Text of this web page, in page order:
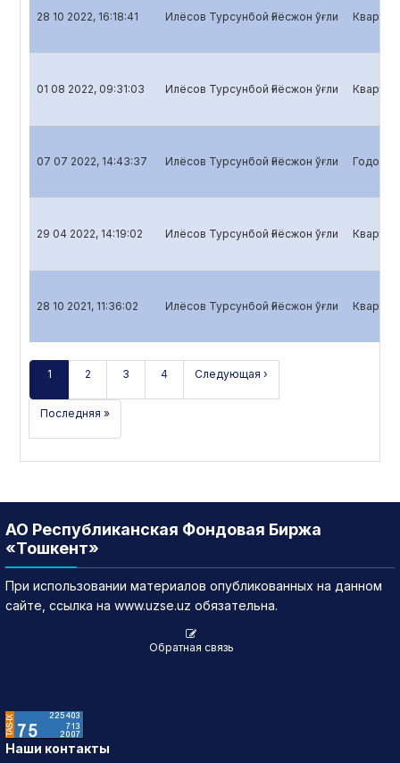
28 10 2022, 16:18:41 Илёсов Турсунбой Ғиёсжон ўғли
01 08 2022, 09:31:03 Илёсов Турсунбой Ғиёсжон ўғли
07 07 2022, 14:43:37 Илёсов Турсунбой Ғиёсжон ўғли
29 04 2022, 14:19:02 Илёсов Турсунбой Ғиёсжон ўғли
28 10 2021, 11:36:02 Илёсов Турсунбой Ғиёсжон ўғли
1 2 3 4 Следующая ›
Последняя »
АО Республиканская Фондовая Биржа
«Тошкент»
При использовании материалов опубликованных на данном
сайте, ссылка на www.uzse.uz обязательна.
Обратная связь
Наши контакты